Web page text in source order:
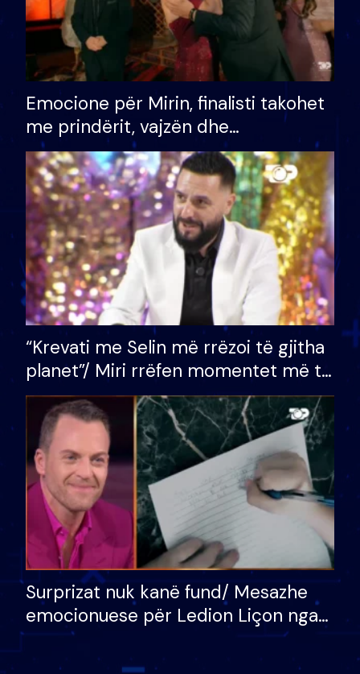
Emocione për Mirin, finalisti takohet
me prindërit, vajzën dhe
bashkëshorten: S’kemi ndonjë letër
divorci apo jo?
“Krevati me Selin më rrëzoi të gjitha
planet”/ Miri rrëfen momentet më të
bukura në shtëpinë e BB VIP: Do më
mungojë zilja e mëngjesit kur…
Surprizat nuk kanë fund/ Mesazhe
emocionuese për Ledion Liçon nga
nëna dhe fëmijët e tij, moderatori
nuk i mban dot lotët: Nuk meritoj…